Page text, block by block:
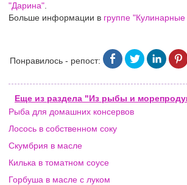
"Дарина"
Больше информации в группе
Понравилось - репост:
Еще из раздела "Из рыбы и
Рыба для домашних консервов
Лосось в собственном соку
Скумбрия в масле
Килька в томатном соусе
Горбуша в масле с луком